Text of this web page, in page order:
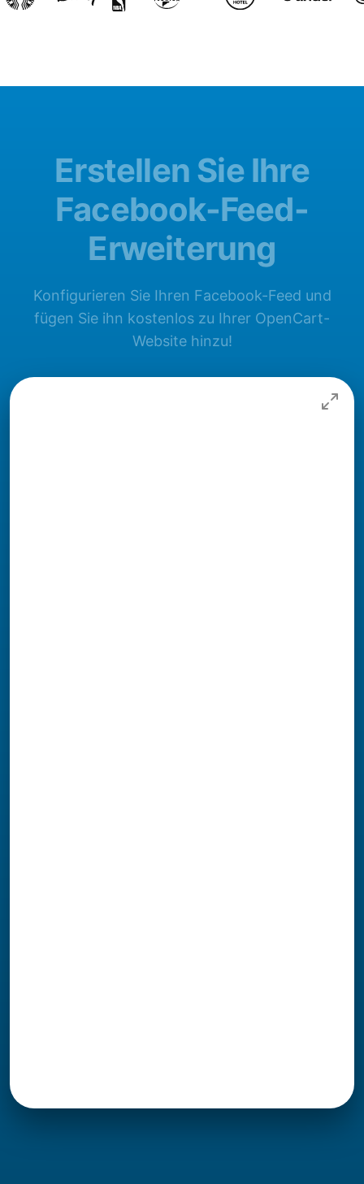
Erstellen Sie Ihre
Facebook-Feed-
Erweiterung
Konfigurieren Sie Ihren Facebook-Feed und
fügen Sie ihn kostenlos zu Ihrer OpenCart-
Website hinzu!